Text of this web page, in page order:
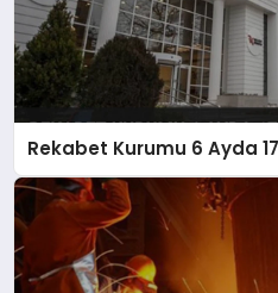
Rekabet Kurumu 6 Ayda